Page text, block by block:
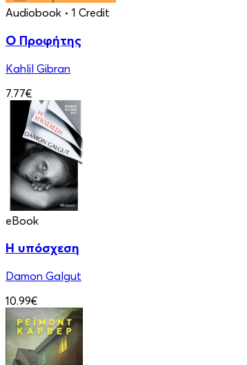
Audiobook • 1 Credit
Ο Προφήτης
Kahlil Gibran
7.77€
eBook
Η υπόσχεση
Damon Galgut
10.99€